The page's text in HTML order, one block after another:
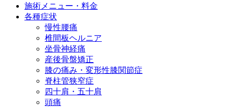
施術メニュー・料金
各種症状
慢性腰痛
椎間板ヘルニア
坐骨神経痛
産後骨盤矯正
膝の痛み・変形性膝関節症
脊柱管狭窄症
四十肩・五十肩
頭痛